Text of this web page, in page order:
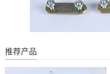
推荐产品